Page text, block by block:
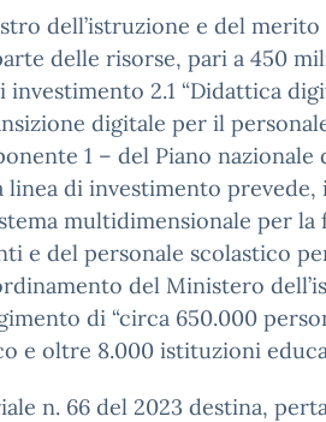
dell’istruzione e del merito
delle risorse, pari a 450
investimento 2.1 “Didattica
digitale per il
1 – del Piano nazionale
linea di investimento prevede,
multidimensionale per la
e del personale scolastico
del Ministero
di “circa 650.000
e oltre 8.000 istituzioni
n. 66 del 2023 destina,